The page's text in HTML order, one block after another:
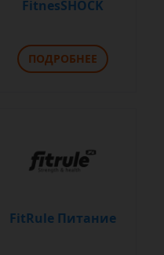
FitnesSHOCK
ПОДРОБНЕЕ
FitRule Питание